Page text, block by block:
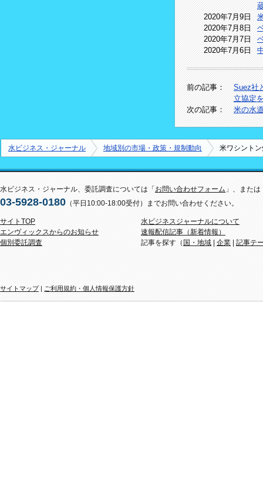
2020年7月9日
2020年7月8日
2020年7月7日
2020年7月6日
前の記事：
Suez社
立協定
次の記事：
米の水
水ビジネス・ジャーナル 地域別の市場・政策・規制動向 米ワシント
水ビジネス・ジャーナル、委託調査については「 お問い合わせフォーム 」、または
03-5928-0180 （平日10:00-18:00受付）までお問い合わせください。
サイトTOP
エンヴィックスからのお知らせ
個別委託調査
水ビジネスジャーナルについて
速報配信記事（新着情報）
記事を探す（ 国・地域 企業 記事テ
サイトマップ| ご利用規約・個人情報保護方針